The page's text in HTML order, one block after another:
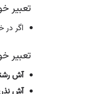
تعبیر
اگر
تعبیر
آش